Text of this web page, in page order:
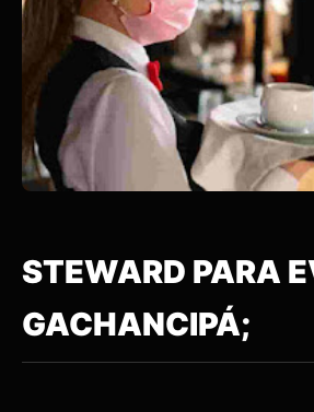
STEWARD PARA
GACHANCIPÁ;